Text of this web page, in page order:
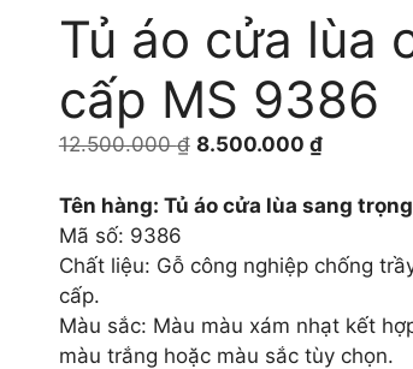
Tủ áo cửa lùa
cấp MS 9386
12.500.000₫ Giá
là:
8.500.000 ₫Giá
tại
Tên hàng: Tủ áo cửa lùa sang trọng
Mã số: 9386
Chất liệu: Gỗ công nghiệp chống
cấp.
Màu sắc: Màu màu xám nhạt kết
màu trắng hoặc màu sắc tùy chọn.